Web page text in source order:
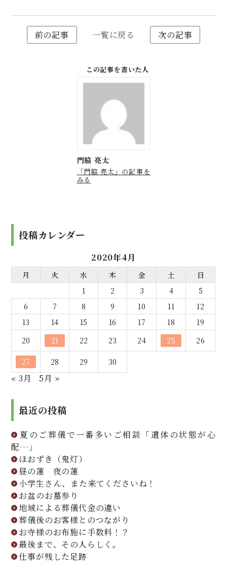
前の記事 一覧に戻る 次の記事
この記事を書いた人
門脇 亮太
「門脇 亮太」の記事を
みる
投稿カレンダー
2020年4月
月 火 水 木 金 土
日
1
2 3 4
5
6
7 8 9 10 11
12
13
14 15 16 17 18
19
20
21 22 23 24 25 26
27 28 29 30
« 3月 5月 »
最近の投稿
夏のご葬儀で一番多いご相談「遺体の状態が心
配…」
ほおずき（鬼灯）
昼の蓮 夜の蓮
小学生さん、また来てくださいね！
お盆のお墓参り
地域による葬儀代金の違い
葬儀後のお客様とのつながり
お寺様のお布施に手数料！？
最後まで、その人らしく。
仕事が残した足跡